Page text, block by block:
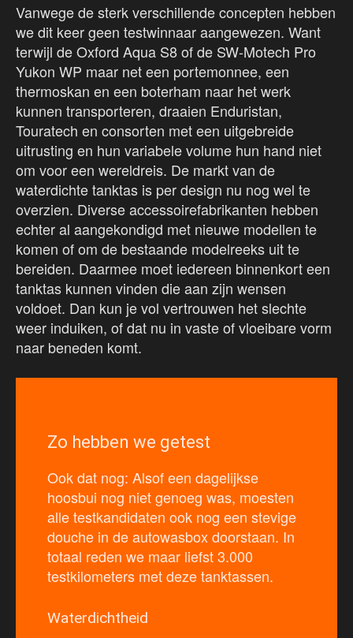
Vanwege de sterk verschillende concepten hebben
we dit keer geen testwinnaar aangewezen. Want
terwijl de Oxford Aqua S8 of de SW-Motech Pro
Yukon WP maar net een portemonnee, een
thermoskan en een boterham naar het werk
kunnen transporteren, draaien Enduristan,
Touratech en consorten met een uitgebreide
uitrusting en hun variabele volume hun hand niet
om voor een wereldreis. De markt van de
waterdichte tanktas is per design nu nog wel te
overzien. Diverse accessoirefabrikanten hebben
echter al aangekondigd met nieuwe modellen te
komen of om de bestaande modelreeks uit te
bereiden. Daarmee moet iedereen binnenkort een
tanktas kunnen vinden die aan zijn wensen
voldoet. Dan kun je vol vertrouwen het slechte
weer induiken, of dat nu in vaste of vloeibare vorm
naar beneden komt.
Zo hebben we getest
Ook dat nog: Alsof een dagelijkse
hoosbui nog niet genoeg was, moesten
alle testkandidaten ook nog een stevige
douche in de autowasbox doorstaan. In
totaal reden we maar liefst 3.000
testkilometers met deze tanktassen.
Waterdichtheid